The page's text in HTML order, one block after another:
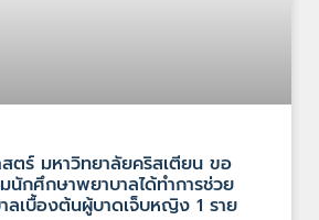
ตร์ มหาวิทยาลัยคริสเตียน ขอ
นักศึกษาพยาบาลได้ทำการช่วย
ลเบื้องต้นผู้บาดเจ็บหญิง 1 ราย